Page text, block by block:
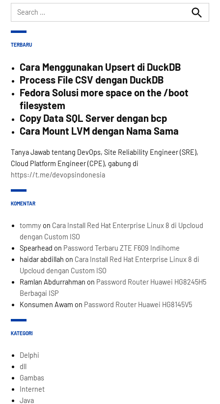
Search
for:
Search
TERBARU
Cara Menggunakan Upsert di DuckDB
Process File CSV dengan DuckDB
Fedora Solusi more space on the /boot
filesystem
Copy Data SQL Server dengan bcp
Cara Mount LVM dengan Nama Sama
Tanya Jawab tentang DevOps, Site Reliability Engineer (SRE),
Cloud Platform Engineer (CPE), gabung di
https://t.me/devopsindonesia
KOMENTAR
tommy on Cara Install Red Hat Enterprise Linux 8 di Upcloud
dengan Custom ISO
Spearhead on Password Terbaru ZTE F609 Indihome
haidar abdillah on Cara Install Red Hat Enterprise Linux 8 di
Upcloud dengan Custom ISO
Ramlan Abdurrahman on Password Router Huawei HG8245H5
Berbagai ISP
Konsumen Awam on Password Router Huawei HG8145V5
KATEGORI
Delphi
dll
Gambas
Internet
Java